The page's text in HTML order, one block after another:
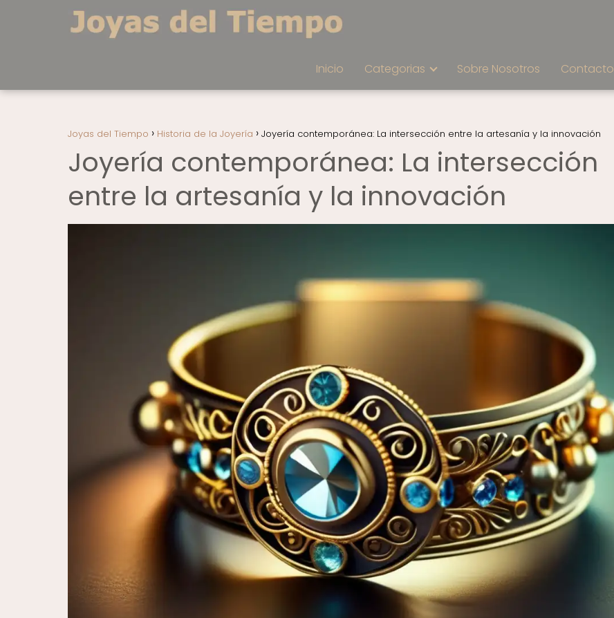
Inicio Categorias Sobre Nosotros Contacto
Joyas del Tiempo Historia de la Joyería Joyería contemporánea: La intersección entre la artesanía y la innovación
Joyería contemporánea: La intersección
entre la artesanía y la innovación